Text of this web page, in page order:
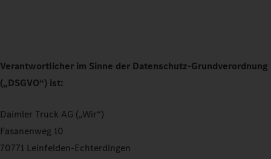
Verantwortlicher im Sinne der Datenschutz-Grundverordnung
(„DSGVO“) ist:
Daimler Truck AG („Wir“)
Fasanenweg 10
70771 Leinfelden-Echterdingen